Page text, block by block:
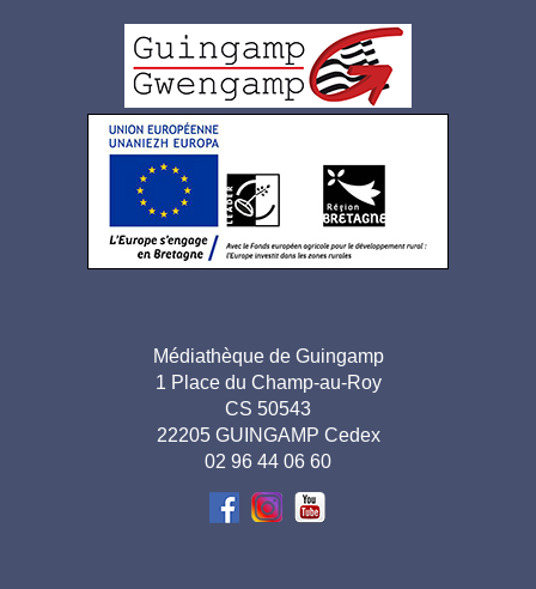
de
page
Adresse
pied de
Médiathèque de Guingamp
1 Place du Champ-au-Roy
CS 50543
22205 GUINGAMP Cedex
02 96 44 06 60